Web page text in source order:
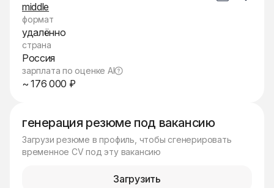
генерация резюме под вакансию
Загрузи резюме в профиль, чтобы сгенерировать
временное CV под эту вакансию
Загрузить
middle
формат
удалённо
страна
Россия
зарплата по оценке AI
~ 176 000 ₽